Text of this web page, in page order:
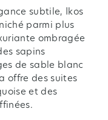
subtile, Ikos
parmi plus
ombragée
sapins
de sable blanc
offre des suites
et des